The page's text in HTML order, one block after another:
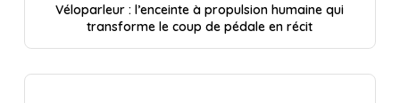
Véloparleur : l’enceinte à propulsion humaine qui
transforme le coup de pédale en récit